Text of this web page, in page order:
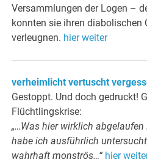
Versammlungen der Logen –
konnten sie ihren diabolischen
verleugnen. hier weiter
verheimlicht vertuscht
Gestoppt. Und doch gedruckt!
Flüchtlingskrise:
„…Was hier wirklich
habe ich ausführlich
wahrhaft monströs…“ hier